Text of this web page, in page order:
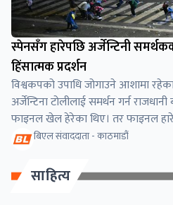
स्पेनसँग हारेपछि अर्जेन्टिनी
हिंसात्मक प्रदर्शन
विश्वकपको उपाधि जोगाउने आशामा
अर्जेन्टिना टोलीलाई समर्थन गर्न
फाइनल खेल हेरेका थिए। तर फाइनल
बिएल संवाददाता - काठमाडौं
साहित्य